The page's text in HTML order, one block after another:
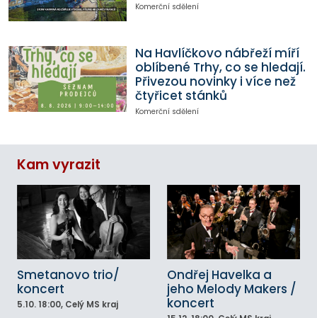
Komerční sdělení
Na Havlíčkovo nábřeží míří
oblíbené Trhy, co se hledají.
Přivezou novinky i více než
čtyřicet stánků
Komerční sdělení
Kam vyrazit
Smetanovo trio/
koncert
5.10. 18:00, Celý MS kraj
Ondřej Havelka a
jeho Melody Makers /
koncert